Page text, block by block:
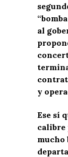
al
y
Ese sí
calibre
mucho